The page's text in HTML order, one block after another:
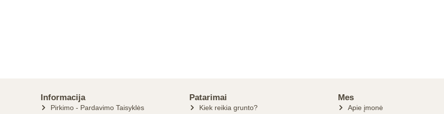
Informacija
Pirkimo - Pardavimo Taisyklės
Patarimai
Kiek reikia grunto?
Mes
Apie įmonė